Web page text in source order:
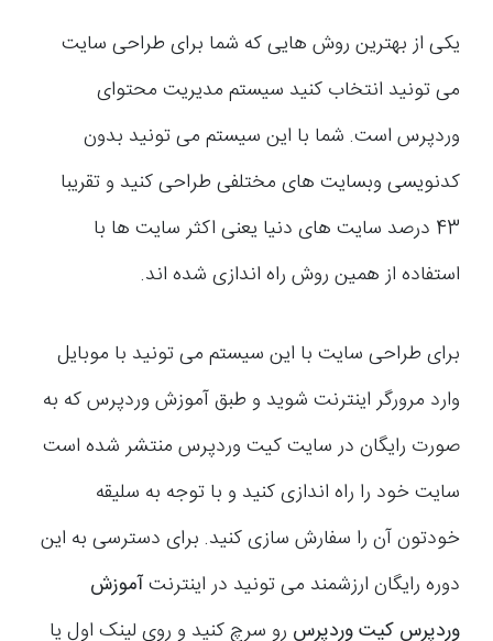
یکی از بهترین روش هایی که شما برای طراحی سایت
می تونید انتخاب کنید سیستم مدیریت محتوای
وردپرس است. شما با این سیستم می تونید بدون
کدنویسی وبسایت های مختلفی طراحی کنید و تقریبا
43 درصد سایت های دنیا یعنی اکثر سایت ها با
استفاده از همین روش راه اندازی شده اند.
برای طراحی سایت با این سیستم می تونید با موبایل
وارد مرورگر اینترنت شوید و طبق آموزش وردپرس که به
صورت رایگان در سایت کیت وردپرس منتشر شده است
سایت خود را راه اندازی کنید و با توجه به سلیقه
خودتون آن را سفارش سازی کنید. برای دسترسی به این
دوره رایگان ارزشمند می تونید در اینترنتآموزش
وردپرس کیت وردپرس رو سرچ کنید و روی لینک اول یا